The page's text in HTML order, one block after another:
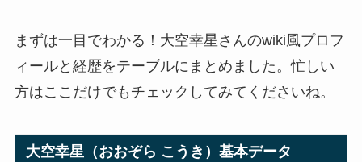
まずは一目でわかる！大空幸星さんのwiki風プロフ
ィールと経歴をテーブルにまとめました。忙しい
方はここだけでもチェックしてみてくださいね。
大空幸星（おおぞら こうき）基本データ